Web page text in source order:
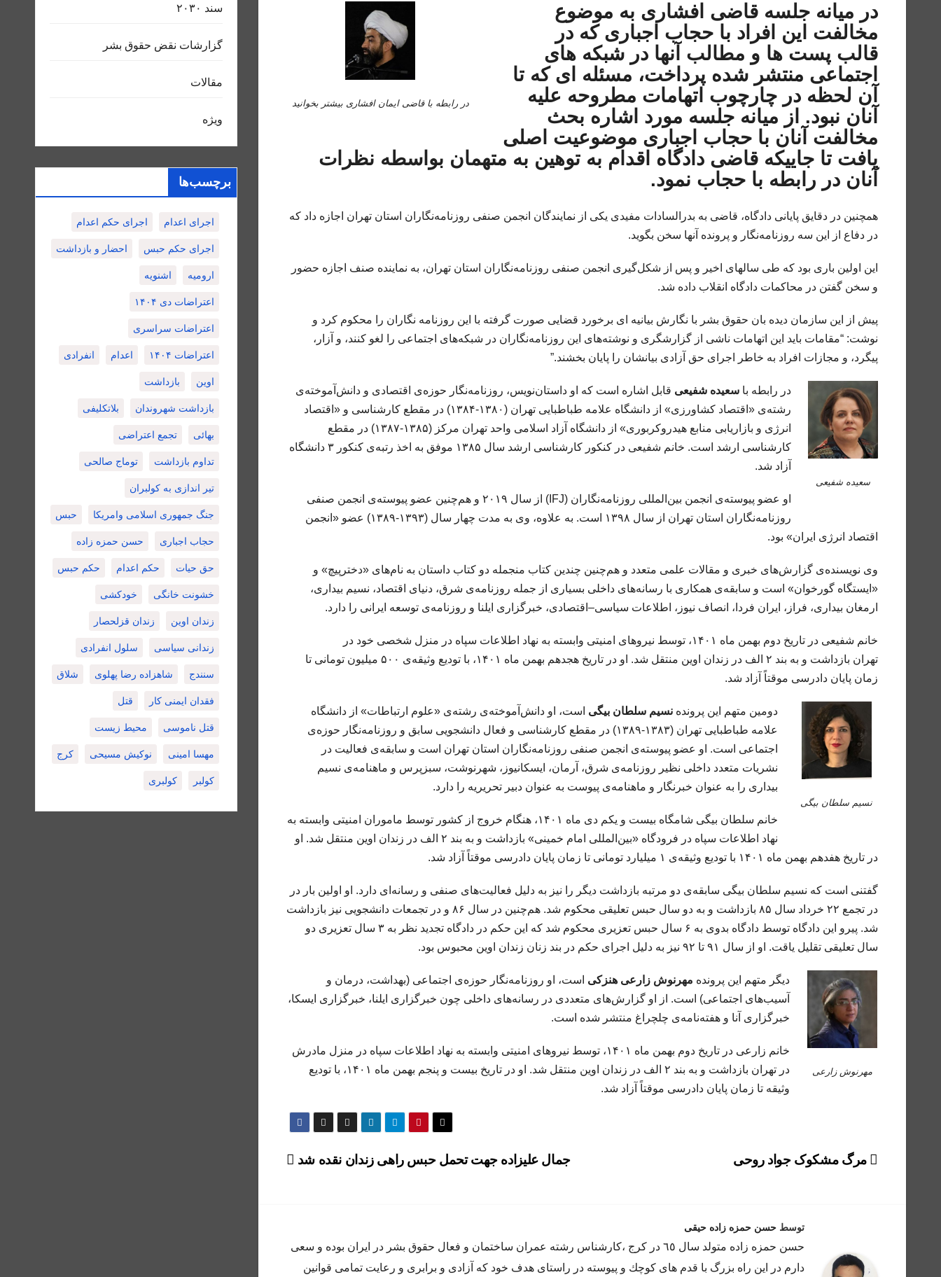
در رابطه با قاضی ایمان افشاری بیشتر بخوانید
در میانه جلسه قاضی افشاری به موضوع
مخالفت این افراد با حجاب اجباری که در
قالب پست ها و مطالب آنها در شبکه های
اجتماعی منتشر شده پرداخت، مسئله ای که تا
آن لحظه در چارچوب اتهامات مطروحه علیه
آنان نبود. از میانه جلسه مورد اشاره بحث
مخالفت آنان با حجاب اجباری موضوعیت اصلی
یافت تا جاییکه قاضی دادگاه اقدام به توهین به متهمان بواسطه نظرات
آنان در رابطه با حجاب نمود.
همچنین در دقایق پایانی دادگاه، قاضى به بدرالسادات مفیدی یکی از نمایندگان انجمن صنفی روزنامه‌نگاران استان تهران اجازه داد که
در دفاع از این سه روزنامه‌نگار و پرونده آنها سخن بگوید.
این اولین بارى بود که طى سالهاى اخیر و پس از شکل‌گیرى انجمن صنفی روزنامه‌نگاران استان تهران، به نماینده صنف اجازه حضور
و سخن گفتن در محاکمات دادگاه انقلاب داده شد.
پیش از این سازمان دیده بان حقوق بشر با نگارش بیانیه ای برخورد قضایی صورت گرفته با این روزنامه نگاران را محکوم کرد و
نوشت: “مقامات باید این اتهامات ناشی از گزارشگری و نوشته‌های این روزنامه‌نگاران در شبکه‌های اجتماعی را لغو کنند، و آزار،
پیگرد، و مجازات افراد به خاطر اجرای حق آزادی بیانشان را پایان بخشند.”
سعیده شفیعی
در رابطه با سعیده شفیعی قابل اشاره است که او داستان‌نویس، روزنامه‌نگار حوزه‌ی اقتصادی و دانش‌آموخته‌ی
رشته‌ی «اقتصاد کشاورزی» از دانشگاه علامه طباطبایی تهران (۱۳۸۰-۱۳۸۴) در مقطع کارشناسی و «اقتصاد
انرژی و بازاریابی منابع هیدروکربوری» از دانشگاه آزاد اسلامی واحد تهران مرکز (۱۳۸۵-۱۳۸۷) در مقطع
کارشناسی ارشد است. خانم شفیعی در کنکور کارشناسی ارشد سال ۱۳۸۵ موفق به اخذ رتبه‌ی کنکور ۳ دانشگاه
آزاد شد.
او عضو پیوسته‌ی انجمن بین‌المللی روزنامه‌نگاران (IFJ) از سال ۲۰۱۹ و هم‌چنین عضو پیوسته‌ی انجمن صنفی
روزنامه‌نگاران استان تهران از سال ۱۳۹۸ است. به علاوه، وی به مدت چهار سال (۱۳۹۳-۱۳۸۹) عضو «انجمن
اقتصاد انرژی ایران» بود.
وی نویسنده‌ی گزارش‌های خبری و مقالات علمی متعدد و هم‌چنین چندین کتاب منجمله دو کتاب داستان به نام‌های «دخترپیچ» و
«ایستگاه گورخوان» است و سابقه‌ی همکاری با رسانه‌های داخلی بسیاری از جمله روزنامه‌ی شرق، دنیای اقتصاد، نسیم بیداری،
ارمغان بیداری، فراز، ایران فردا، انصاف نیوز، اطلاعات سیاسی–اقتصادی، خبرگزاری ایلنا و روزنامه‌ی توسعه ایرانی را دارد.
خانم شفیعی در تاریخ دوم بهمن ماه ۱۴۰۱، توسط نیروهای امنیتی وابسته به نهاد اطلاعات سپاه در منزل شخصی خود در
تهران بازداشت و به بند ۲ الف در زندان اوین منتقل شد. او در تاریخ هجدهم بهمن ماه ۱۴۰۱، با تودیع وثیقه‌ی ۵۰۰ میلیون تومانی تا
زمان پایان دادرسی موقتاً آزاد شد.
نسیم سلطان بیگی
دومین متهم این پرونده نسیم سلطان بیگی است، او دانش‌آموخته‌ی رشته‌ی «علوم ارتباطات» از دانشگاه
علامه طباطبایی تهران (۱۳۸۳-۱۳۸۹) در مقطع کارشناسی و فعال دانشجویی سابق و روزنامه‌نگار حوزه‌ی
اجتماعی است. او عضو پیوسته‌ی انجمن صنفی روزنامه‌نگاران استان تهران است و سابقه‌ی فعالیت در
نشریات متعدد داخلی نظیر روزنامه‌ی شرق، آرمان، ایسکانیوز، شهرنوشت، سبزپرس و ماهنامه‌ی نسیم
بیداری را به عنوان خبرنگار و ماهنامه‌ی پیوست به عنوان دبیر تحریریه را دارد.
خانم سلطان بیگی شامگاه بیست و یکم دی‌ ماه ۱۴۰۱، هنگام خروج از کشور توسط ماموران امنیتی وابسته به
نهاد اطلاعات سپاه در فرودگاه «بین‌المللی امام خمینی» بازداشت و به بند ۲ الف در زندان اوین منتقل شد. او
در تاریخ هفدهم بهمن ماه ۱۴۰۱ با تودیع وثیقه‌ی ۱ میلیارد تومانی تا زمان پایان دادرسی موقتاً آزاد شد.
گفتنی است که نسیم سلطان بیگی سابقه‌ی دو مرتبه بازداشت دیگر را نیز به دلیل فعالیت‌های صنفی و رسانه‌ای دارد. او اولین بار در
در تجمع ۲۲ خرداد سال ۸۵ بازداشت و به دو سال حبس تعلیقی محکوم شد. هم‌چنین در سال ۸۶ و در تجمعات دانشجویی نیز بازداشت
شد. پیرو این دادگاه توسط دادگاه بدوی به ۶ سال حبس تعزیری محکوم شد که این حکم در دادگاه تجدید نظر به ۳ سال تعزیری دو
سال تعلیقی تقلیل یاقت. او از سال ۹۱ تا ۹۲ نیز به دلیل اجرای حکم در بند زنان زندان اوین محبوس بود.
مهرنوش زارعی
دیگر متهم این پرونده مهرنوش زارعی هنزکی است، او روزنامه‌نگار حوزه‌ی اجتماعی (بهداشت، درمان و
آسیب‌های اجتماعی) است. از او گزارش‌های متعددی در رسانه‌های داخلی چون خبرگزاری ایلنا، خبرگزاری ایسکا،
خبرگزاری آنا و هفته‌نامه‌ی چلچراغ منتشر شده است.
خانم زارعی در تاریخ دوم بهمن ماه ۱۴۰۱، توسط نیروهای امنیتی وابسته به نهاد اطلاعات سپاه در منزل مادرش
در تهران بازداشت و به بند ۲ الف در زندان اوین منتقل شد. او در تاریخ بیست و پنجم بهمن ماه ۱۴۰۱، با تودیع
وثیقه‌ تا زمان پایان دادرسی موقتاً آزاد شد.
راهبری
جمال علیزاده جهت تحمل حبس راهی زندان نقده شد مرگ مشکوک جواد روحی
توسط حسن حمزه زاده حیقی
حسن حمزه زاده متولد سال ٦٥ در كرج ،كارشناس رشته عمران ساختمان و فعال حقوق بشر در ايران بوده و سعى
دارم در اين راه بزرگ با قدم هاى كوچك و پيوسته در راستاى هدف خود كه آزادى و برابرى و رعايت تمامى قوانين
سند ٢٠٣٠
گزارشات نقض حقوق بشر
مقالات
ویژه
برچسب‌ها
اجرای اعدام اجرای حکم اعدام
اجرای حکم حبس احضار و بازداشت
ارومیه اشنویه
اعتراضات دی ۱۴۰۴
اعتراضات سراسری
اعتراضات ۱۴۰۴ اعدام انفرادی
اوین بازداشت
بازداشت شهروندان بلاتکلیفی
بهائی تجمع اعتراضی
تداوم بازداشت توماج صالحی
تیر اندازی به کولبران
جنگ جمهوری اسلامی وامریکا حبس
حجاب اجباری حسن حمزه زاده
حق حیات حکم اعدام حکم حبس
خشونت خانگی خودکشی
زندان اوین زندان قزلحصار
زندانی سیاسی سلول انفرادی
سنندج شاهزاده رضا پهلوی شلاق
فقدان ایمنی کار قتل
قتل ناموسی محیط زیست
مهسا امینی نوکیش مسیحی کرج
کولبر کولبری